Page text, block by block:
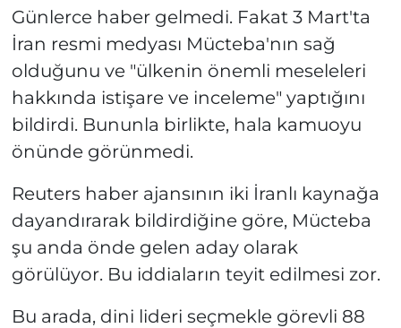
Günlerce haber gelmedi. Fakat 3 Mart'ta
İran resmi medyası Mücteba'nın sağ
olduğunu ve "ülkenin önemli meseleleri
hakkında istişare ve inceleme" yaptığını
bildirdi. Bununla birlikte, hala kamuoyu
önünde görünmedi.
Reuters haber ajansının iki İranlı kaynağa
dayandırarak bildirdiğine göre, Mücteba
şu anda önde gelen aday olarak
görülüyor. Bu iddiaların teyit edilmesi zor.
Bu arada, dini lideri seçmekle görevli 88